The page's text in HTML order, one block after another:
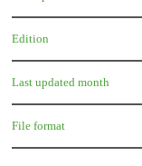
Edition
Last updated month
File format